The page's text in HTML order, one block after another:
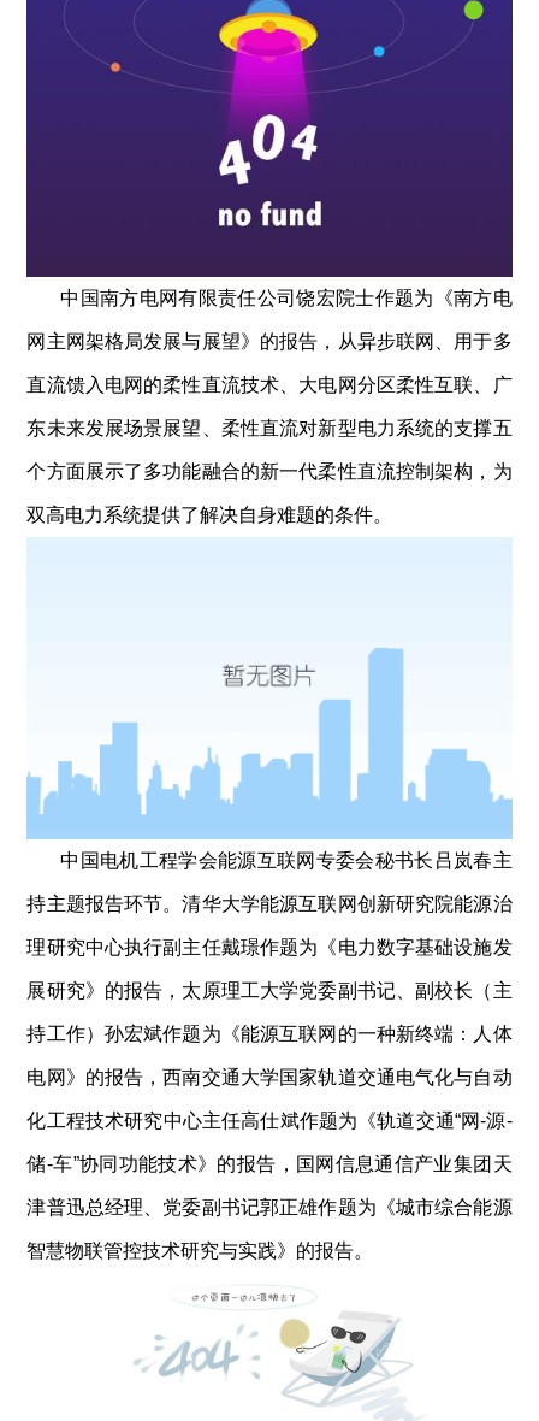
中国南方电网有限责任公司饶宏院士作题为《南方电
网主网架格局发展与展望》的报告，从异步联网、用于多
直流馈入电网的柔性直流技术、大电网分区柔性互联、广
东未来发展场景展望、柔性直流对新型电力系统的支撑五
个方面展示了多功能融合的新一代柔性直流控制架构，为
双高电力系统提供了解决自身难题的条件。
中国电机工程学会能源互联网专委会秘书长吕岚春主
持主题报告环节。清华大学能源互联网创新研究院能源治
理研究中心执行副主任戴璟作题为《电力数字基础设施发
展研究》的报告，太原理工大学党委副书记、副校长（主
持工作）孙宏斌作题为《能源互联网的一种新终端：人体
电网》的报告，西南交通大学国家轨道交通电气化与自动
化工程技术研究中心主任高仕斌作题为《轨道交通“网-源-
储-车”协同功能技术》的报告，国网信息通信产业集团天
津普迅总经理、党委副书记郭正雄作题为《城市综合能源
智慧物联管控技术研究与实践》的报告。